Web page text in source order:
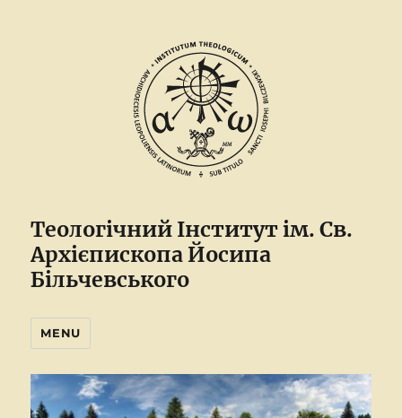
Теологічний Інститут ім. Св.
Архієпископа Йосипа
Більчевського
MENU